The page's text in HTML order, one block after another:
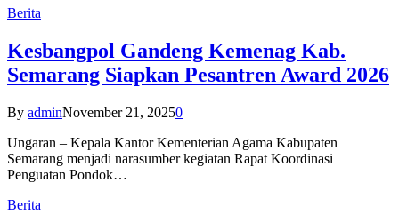
Berita
Kesbangpol Gandeng Kemenag Kab.
Semarang Siapkan Pesantren Award 2026
By adminNovember 21, 20250
Ungaran – Kepala Kantor Kementerian Agama Kabupaten
Semarang menjadi narasumber kegiatan Rapat Koordinasi
Penguatan Pondok…
Berita